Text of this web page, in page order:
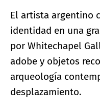
El artista argentino
identidad en una
por Whitechapel
adobe y objetos
arqueología
desplazamiento.